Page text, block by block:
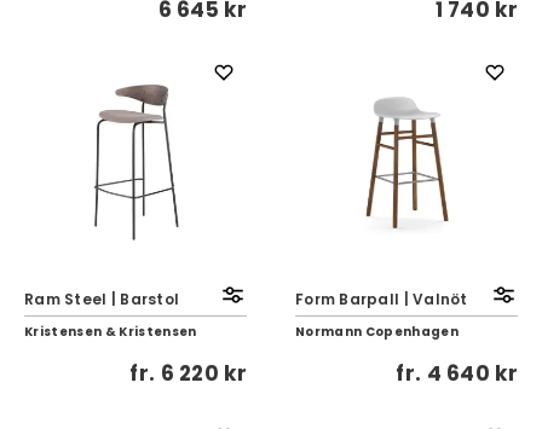
6 645 kr 1 740 kr
Ram Steel | Barstol
Kristensen & Kristensen
fr. 6 220 kr
Form Barpall | Valnöt
Normann Copenhagen
fr. 4 640 kr